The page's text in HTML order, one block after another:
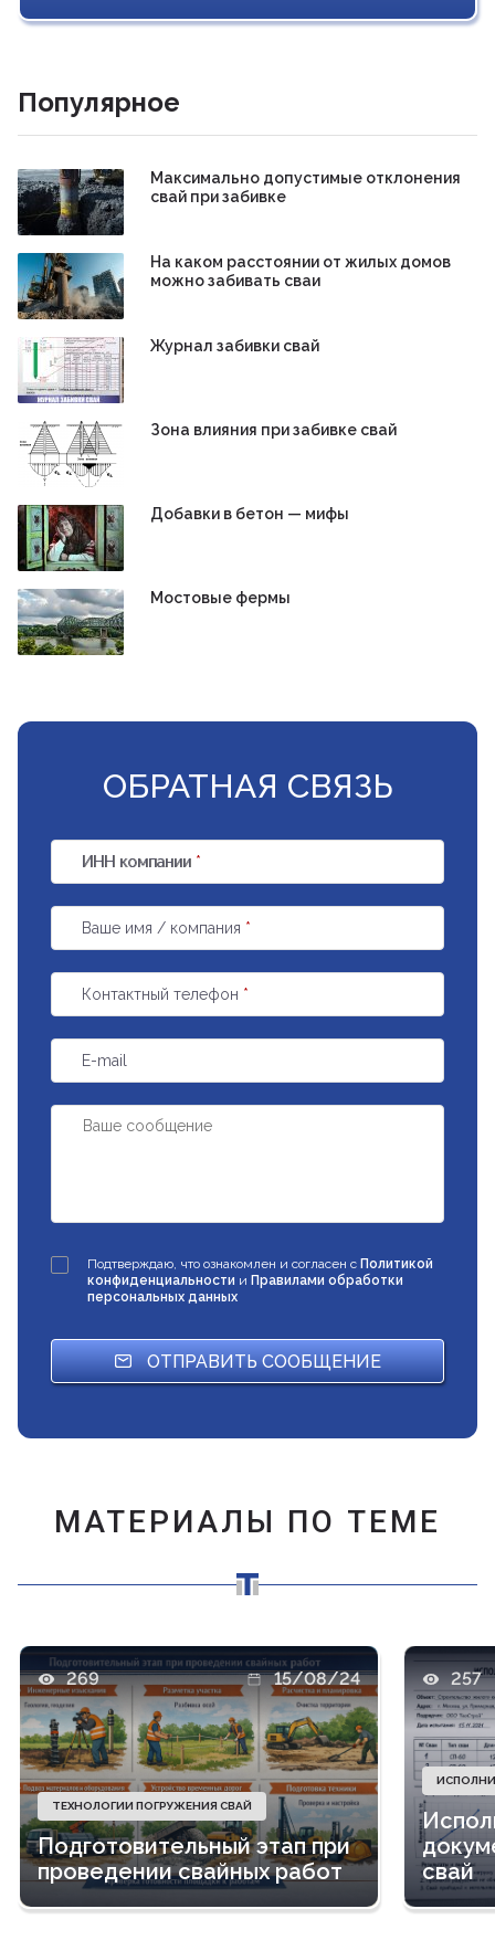
Популярное
Максимально допустимые отклонения
свай при забивке
На каком расстоянии от жилых домов
можно забивать сваи
Журнал забивки свай
Зона влияния при забивке свай
Добавки в бетон — мифы
Мостовые фермы
ОБРАТНАЯ СВЯЗЬ
ИНН компании *
Ваше имя / компания *
Контактный телефон *
E-mail
Подтверждаю, что ознакомлен и согласен с Политикой
конфиденциальности и Правилами обработки
персональных данных
ОТПРАВИТЬ СООБЩЕНИЕ
МАТЕРИАЛЫ ПО ТЕМЕ
269 15/08/24
ТЕХНОЛОГИИ ПОГРУЖЕНИЯ СВАЙ
Подготовительный этап при
проведении свайных работ
257
свай